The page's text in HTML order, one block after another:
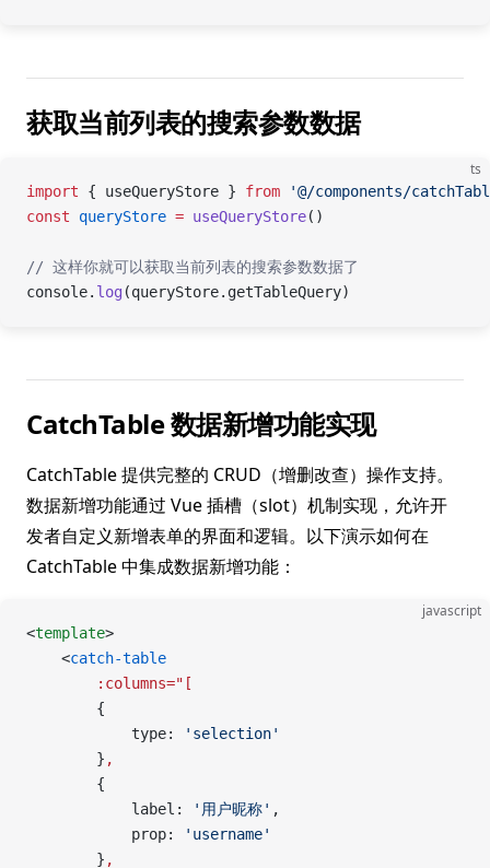
获取当前列表的搜索参数数据
ts
import { useQueryStore } from '@/components/
const queryStore = useQueryStore()
// 这样你就可以获取当前列表的搜索参数数据了
console. log (queryStore.getTableQuery)
CatchTable 数据新增功能实现
CatchTable 提供完整的 CRUD（增删改查）操作支持。
数据新增功能通过 Vue 插槽（slot）机制实现，允许开
发者自定义新增表单的界面和逻辑。以下演示如何在
CatchTable 中集成数据新增功能：
javascript
<template>
    <
catch-table
        :columns="[
        {
            type:
'selection'
        }
,
        {
            label:
'用户昵称' ,
            prop:
'username'
        }
,